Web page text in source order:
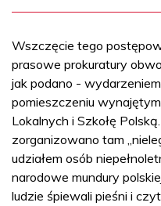
Wszczęcie tego
prasowe prokuratury
jak podano -
pomieszczeniu
Lokalnych i Szkołę
zorganizowano tam
udziałem osób
narodowe mundury
ludzie śpiewali pieśni i